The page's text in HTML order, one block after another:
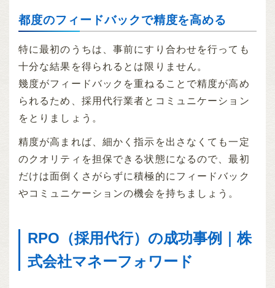
都度のフィードバックで精度を高める
特に最初のうちは、事前にすり合わせを行っても
十分な結果を得られるとは限りません。
幾度がフィードバックを重ねることで精度が高め
られるため、採用代行業者とコミュニケーション
をとりましょう。
精度が高まれば、細かく指示を出さなくても一定
のクオリティを担保できる状態になるので、最初
だけは面倒くさがらずに積極的にフィードバック
やコミュニケーションの機会を持ちましょう。
RPO（採用代行）の成功事例｜株
式会社マネーフォワード